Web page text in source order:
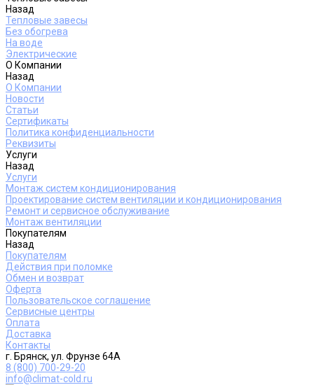
Назад
Тепловые завесы
Без обогрева
На воде
Электрические
О Компании
Назад
О Компании
Новости
Статьи
Сертификаты
Политика конфиденциальности
Реквизиты
Услуги
Назад
Услуги
Монтаж систем кондиционирования
Проектирование систем вентиляции и кондиционирования
Ремонт и сервисное обслуживание
Монтаж вентиляции
Покупателям
Назад
Покупателям
Действия при поломке
Обмен и возврат
Оферта
Пользовательское соглашение
Сервисные центры
Оплата
Доставка
Контакты
г. Брянск, ул. Фрунзе 64А
8 (800) 700-29-20
info@climat-cold.ru